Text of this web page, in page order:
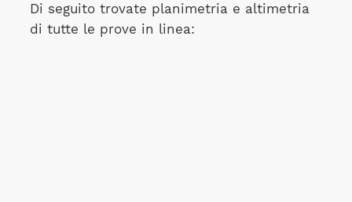
Di seguito trovate planimetria e altimetria
di tutte le prove in linea: